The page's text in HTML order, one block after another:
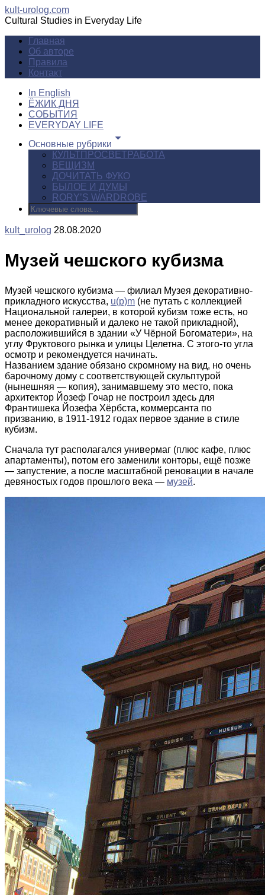
kult-urolog.com
Cultural Studies in Everyday Life
Главная
Об авторе
Правила
Контакт
In English
ЁЖИК ДНЯ
СОБЫТИЯ
EVERYDAY LIFE
Основные рубрики
КУЛЬТПРОСВЕТРАБОТА
ВЕЩИЗМ
ДОЧИТАТЬ ФУКО
БЫЛОЕ И ДУМЫ
RORY’S WARDROBE
kult_urolog 28.08.2020
Музей чешского кубизма
Музей чешского кубизма — филиал Музея декоративно-
прикладного искусства, u(p)m (не путать с коллекцией
Национальной галереи, в которой кубизм тоже есть, но
менее декоративный и далеко не такой прикладной),
расположившийся в здании «У Чёрной Богоматери», на
углу Фруктового рынка и улицы Целетна. С этого-то угла
осмотр и рекомендуется начинать.
Названием здание обязано скромному на вид, но очень
барочному дому с соответствующей скульптурой
(нынешняя — копия), занимавшему это место, пока
архитектор Йозеф Гочар не построил здесь для
Франтишека Йозефа Хёрбста, коммерсанта по
призванию, в 1911-1912 годах первое здание в стиле
кубизм.
Сначала тут располагался универмаг (плюс кафе, плюс
апартаменты), потом его заменили конторы, ещё позже
— запустение, а после масштабной реновации в начале
девяностых годов прошлого века — музей.